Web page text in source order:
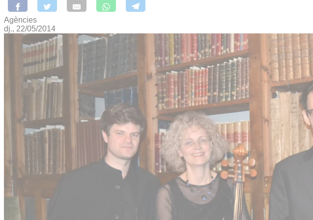
Agències
dj., 22/05/2014